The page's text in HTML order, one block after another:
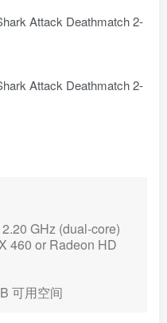
GHz (dual-core)
or Radeon HD
可用空间